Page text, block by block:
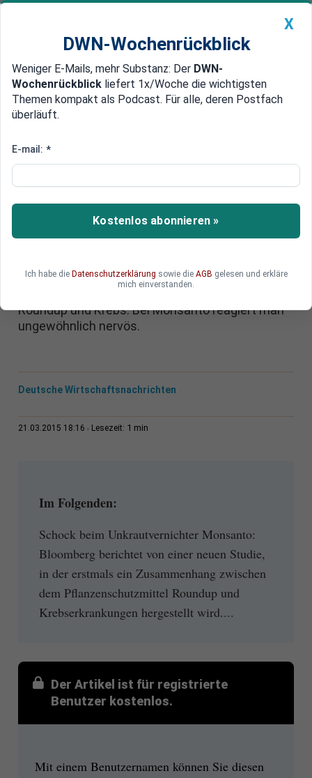
Newsticker MEIN DWN: Geldanlage Premium
Edelmetalle DWN-Magazin China
Konzern reagiert schockiert
WHO-Studie: Roundup von
Monsanto kann Krebs auslösen
Schwerer Rückschlag für Monsanto:
Studie straft bisherige Studien Lügen und sieht
Roundup und Krebs. Bei Monsanto reagiert man
ungewöhnlich nervös.
Deutsche Wirtschaftsnachrichten
21.03.2015 18:16 Lesezeit: 1 min
Im Folgenden:
Schock beim Unkrautvernichter Monsanto:
Bloomberg berichtet von einer neuen Studie,
in der erstmals ein Zusammenhang zwischen
dem Pflanzenschutzmittel Roundup und
Krebserkrankungen hergestellt wird....
Der Artikel ist für registrierte
Benutzer kostenlos.
Mit einem Benutzernamen können Sie diesen
X
DWN-Wochenrückblick
Weniger E-Mails, mehr Substanz: Der DWN-
Wochenrückblick liefert 1x/Woche die wichtigsten
Themen kompakt als Podcast. Für alle, deren Postfach
überläuft.
E-mail: *
Kostenlos abonnieren »
Ich habe die Datenschutzerklärung sowie die AGB gelesen und erkläre
mich einverstanden.